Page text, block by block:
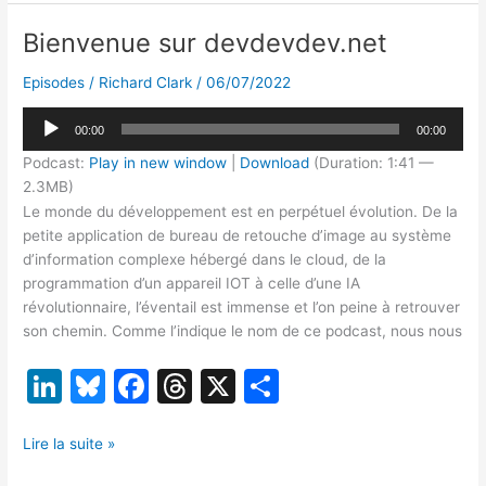
dI
n
k
y
b
o
o
k
d
s
er
terminal
un
magazine
.NET,
des
livres
sur
.NET
et…
des
lapins
Bienvenue sur devdevdev.net
Episodes / Richard Clark /06/07/2022
Lecteur
audio
00:00 00:00
Podcast: Play in new window Download (Duration: 1:41 —
2.3MB)
Le monde du développement est en perpétuel évolution. De la
petite application de bureau de retouche d’image au système
d’information complexe hébergé dans le cloud, de la
programmation d’un appareil IOT à celle d’une IA
révolutionnaire, l’éventail est immense et l’on peine à retrouver
son chemin. Comme l’indique le nom de ce podcast, nous nous
Li
k
Bl
e
F
T
X
Bienvenue
Lire la suite »